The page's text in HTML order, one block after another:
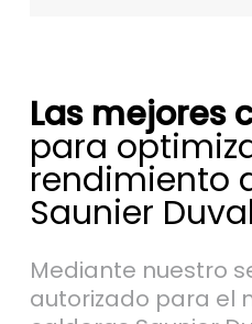
Las mejores
para
rendimiento
Saunier
Mediante nuestro
autorizado para el